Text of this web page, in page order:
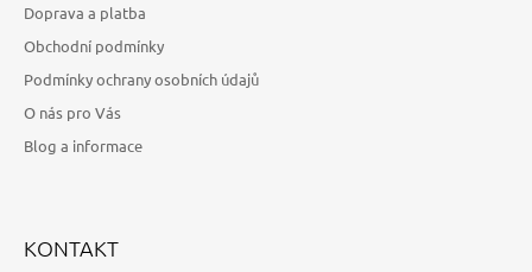
Doprava a platba
Obchodní podmínky
Podmínky ochrany osobních údajů
O nás pro Vás
Blog a informace
KONTAKT